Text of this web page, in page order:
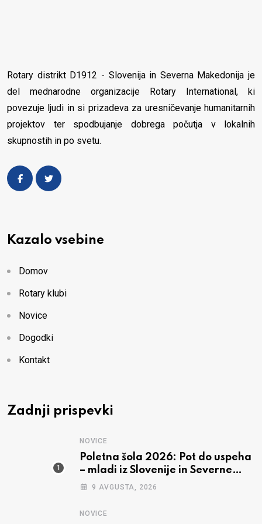
Rotary distrikt D1912 - Slovenija in Severna Makedonija je
del mednarodne organizacije Rotary International, ki
povezuje ljudi in si prizadeva za uresničevanje humanitarnih
projektov ter spodbujanje dobrega počutja v lokalnih
skupnostih in po svetu.
Kazalo vsebine
Domov
Rotary klubi
Novice
Dogodki
Kontakt
Zadnji prispevki
NOVICE
Poletna šola 2026: Pot do uspeha
– mladi iz Slovenije in Severne
Makedonije skupaj v Ohridu
9 AVGUSTA, 2026
NOVICE